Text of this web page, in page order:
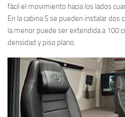
fácil el movimiento hacia los lados
En la cabina S se pueden instalar dos
la menor puede ser extendida a 100
densidad y piso plano.